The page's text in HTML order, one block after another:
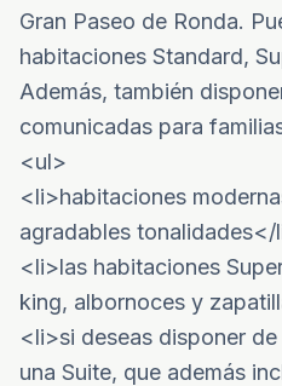
Gran Paseo de Ronda.
habitaciones Standard,
Además, también
comunicadas para
<ul>
<li>habitaciones
agradables tonalidades</
<li>las habitaciones
king, albornoces y
<li>si deseas disponer
una Suite, que además